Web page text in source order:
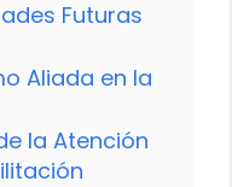
Futuras
Aliada en la
la Atención